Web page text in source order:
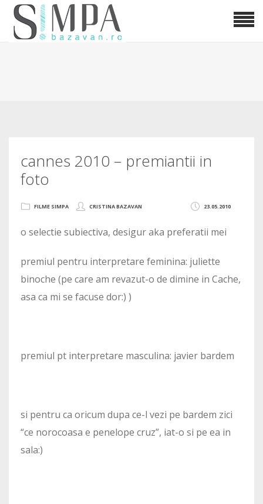
cannes 2010 – premiantii in
foto
23.05.2010
FILME SIMPA CRISTINA BAZAVAN
o selectie subiectiva, desigur aka preferatii mei
premiul pentru interpretare feminina: juliette
binoche (pe care am revazut-o de dimine in Cache,
asa ca mi se facuse dor:) )
premiul pt interpretare masculina: javier bardem
si pentru ca oricum dupa ce-l vezi pe bardem zici
“ce norocoasa e penelope cruz”, iat-o si pe ea in
sala:)